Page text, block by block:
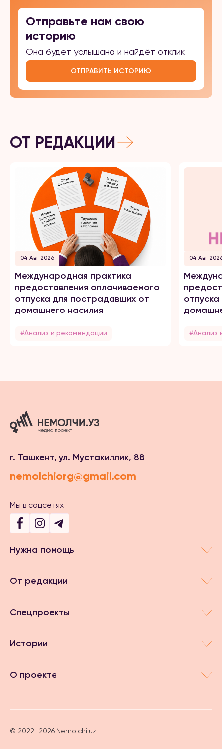
Отправьте нам свою
историю
Она будет услышана и найдёт отклик
ОТПРАВИТЬ ИСТОРИЮ
ОТ РЕДАКЦИИ
04 Авг 2026
Международная практика
предоставления оплачиваемого
отпуска для пострадавших от
домашнего насилия
#Анализ и рекомендации
04 Авг
#Анализ
г. Ташкент, ул. Мустакиллик, 88
nemolchiorg@gmail.com
Мы в соцсетях
Нужна помощь
От редакции
Спецпроекты
Истории
О проекте
© 2022–2026 Nemolchi.uz